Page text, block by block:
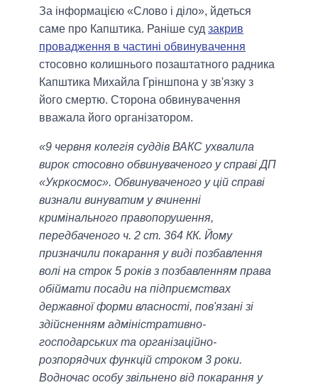
За інформацією «Слово і діло», йдеться
саме про Капштика. Раніше суд закрив
провадження в частині обвинувачення
стосовно колишнього позаштатного радника
Капштика Михайла Гріншпона у зв'язку з
його смертю. Сторона обвинувачення
вважала його організатором.
«9 червня колегія суддів ВАКС ухвалила
вирок стосовно обвинуваченого у справі ДП
«Укркосмос». Обвинуваченого у цій справі
визнали винуватим у вчиненні
кримінального правопорушення,
передбаченого ч. 2 ст. 364 КК. Йому
призначили покарання у виді позбавлення
волі на строк 5 років з позбавленням права
обіймати посади на підприємствах
державної форми власності, пов'язані зі
здійсненням адміністративно-
господарських та організаційно-
розпорядчих функцій строком 3 роки.
Водночас особу звільнено від покарання у